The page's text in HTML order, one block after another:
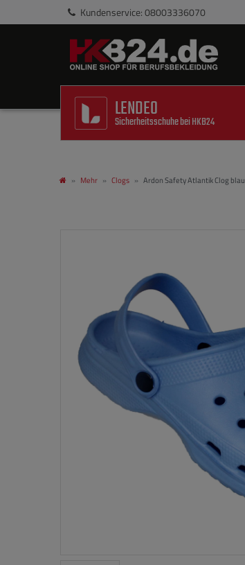
Kundenservice: 08003336070
LENDEO
Sicherheitsschuhe bei HKB24
Mehr Clogs Ardon Safety Atlantik Clog blau